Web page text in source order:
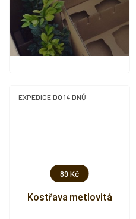
89 Kč
Kostřava metlovitá
EXPEDICE DO 14 DNŮ